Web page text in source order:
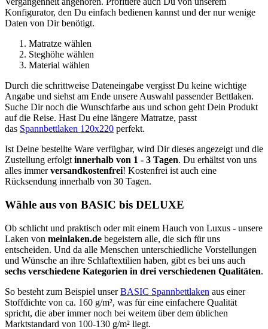
Konfigurator, den Du einfach bedienen kannst und der nur wenige
Daten von Dir benötigt.
Matratze wählen
Steghöhe wählen
Material wählen
Durch die schrittweise Dateneingabe vergisst Du keine wichtige
Angabe und siehst am Ende unsere Auswahl passender Bettlaken.
Suche Dir noch die Wunschfarbe aus und schon geht Dein Produkt
auf die Reise. Hast Du eine längere Matratze, passt
das Spannbettlaken 120x220 perfekt.
Ist Deine bestellte Ware verfügbar, wird Dir dieses angezeigt und die
Zustellung erfolgt innerhalb von 1 - 3 Tagen. Du erhältst von uns
alles immerversandkostenfrei! Kostenfrei ist auch eine
Rücksendung innerhalb von 30 Tagen.
Wähle aus von BASIC bis DELUXE
Ob schlicht und praktisch oder mit einem Hauch von Luxus - unsere
Laken von meinlaken.de begeistern alle, die sich für uns
entscheiden. Und da alle Menschen unterschiedliche Vorstellungen
und Wünsche an ihre Schlaftextilien haben, gibt es bei uns auch
sechs verschiedene Kategorien in drei verschiedenen Qualitäten.
So besteht zum Beispiel unserBASIC Spannbettlaken aus einer
Stoffdichte von ca. 160 g/m², was für eine einfachere Qualität
spricht, die aber immer noch bei weitem über dem üblichen
Marktstandard von 100-130 g/m² liegt.